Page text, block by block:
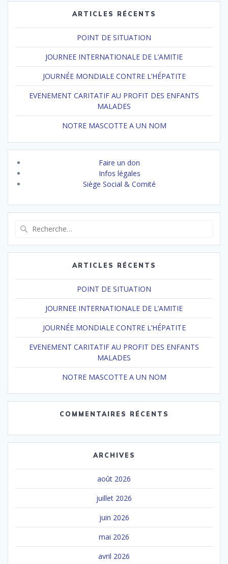
ARTICLES RÉCENTS
POINT DE SITUATION
JOURNEE INTERNATIONALE DE L’AMITIE
JOURNÉE MONDIALE CONTRE L’HÉPATITE
EVENEMENT CARITATIF AU PROFIT DES ENFANTS
MALADES
NOTRE MASCOTTE A UN NOM
Faire un don
Infos légales
Siège Social & Comité
:
ARTICLES RÉCENTS
POINT DE SITUATION
JOURNEE INTERNATIONALE DE L’AMITIE
JOURNÉE MONDIALE CONTRE L’HÉPATITE
EVENEMENT CARITATIF AU PROFIT DES ENFANTS
MALADES
NOTRE MASCOTTE A UN NOM
COMMENTAIRES RÉCENTS
ARCHIVES
août 2026
juillet 2026
juin 2026
mai 2026
avril 2026